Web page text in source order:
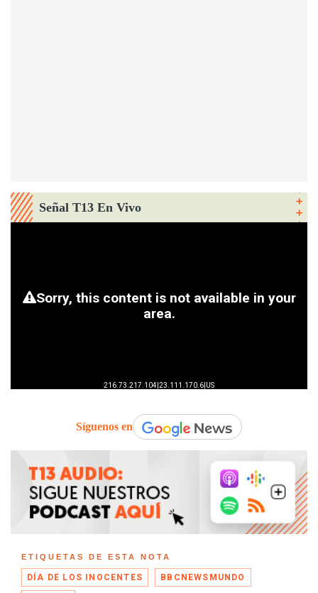
Señal T13 En Vivo
Síguenos en
ETIQUETAS DE ESTA NOTA
DÍA DE LOS INOCENTES BBCNEWSMUNDO